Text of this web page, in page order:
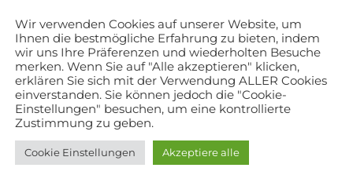
Wir verwenden Cookies auf unserer Website, um
Ihnen die bestmögliche Erfahrung zu bieten, indem
wir uns Ihre Präferenzen und wiederholten Besuche
merken. Wenn Sie auf "Alle akzeptieren" klicken,
erklären Sie sich mit der Verwendung ALLER Cookies
einverstanden. Sie können jedoch die "Cookie-
Einstellungen" besuchen, um eine kontrollierte
Zustimmung zu geben.
Cookie Einstellungen Akzeptiere alle